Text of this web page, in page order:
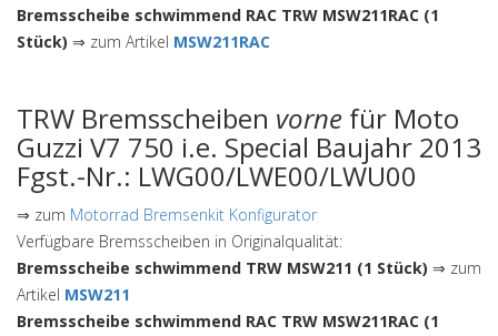
Bremsscheibe schwimmend RAC TRW MSW211RAC (1
Stück) ⇒ zum Artikel MSW211RAC
TRW Bremsscheiben vorne für Moto
Guzzi V7 750 i.e. Special Baujahr 2013
Fgst.-Nr.: LWG00/LWE00/LWU00
⇒ zum Motorrad Bremsenkit Konfigurator
Verfügbare Bremsscheiben in Originalqualität:
Bremsscheibe schwimmend TRW MSW211 (1 Stück) ⇒ zum
Artikel MSW211
Bremsscheibe schwimmend RAC TRW MSW211RAC (1